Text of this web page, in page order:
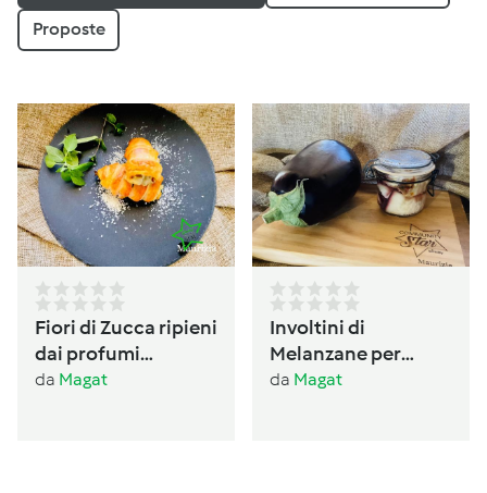
Proposte
Fiori di Zucca ripieni
dai profumi
Ogliastrini
da Magat
Involtini di
Melanzane per
antipasto /conserva
da Magat